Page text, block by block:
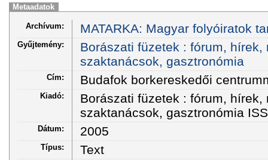
Metaadatok
Archívum: MATARKA: Magyar folyóiratok
Gyűjtemény:
Borászati füzetek : fórum, hírek,
szaktanácsok, gasztronómia
Cím: Budafok borkereskedői
Kiadó:
Borászati füzetek : fórum, hírek,
szaktanácsok, gasztronómia
Dátum: 2005
Típus: Text